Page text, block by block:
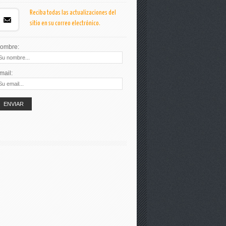
Reciba todas las actualizaciones del
sitio en su correo electrónico.